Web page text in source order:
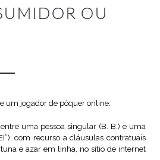
OU
um jogador de póquer online.
uma pessoa singular (B. B.) e uma
com recurso a cláusulas contratuais
e azar em linha, no sítio de internet